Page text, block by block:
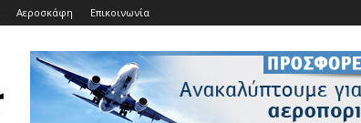
Αεροσκάφη Επικοινωνία